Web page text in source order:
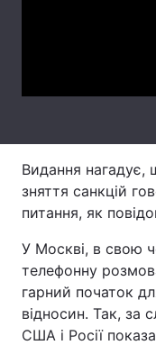
Тема оформлення
Видання
зняття санкцій
питання, як
У Москві, в свою
телефонну
гарний початок
відносин. Так, за
США і Росії